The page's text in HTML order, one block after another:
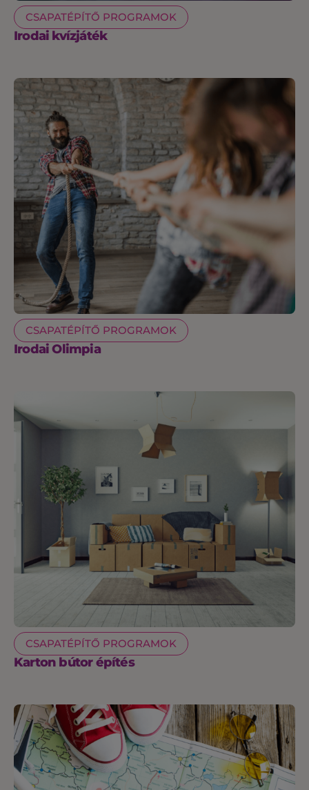
CSAPATÉPÍTŐ PROGRAMOK
Irodai kvízjáték
CSAPATÉPÍTŐ PROGRAMOK
Irodai Olimpia
CSAPATÉPÍTŐ PROGRAMOK
Karton bútor építés